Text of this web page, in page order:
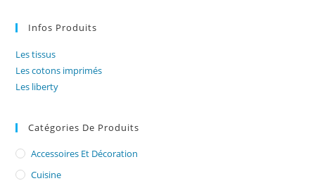
Infos Produits
Les tissus
Les cotons imprimés
Les liberty
Catégories De Produits
Accessoires Et Décoration
Cuisine